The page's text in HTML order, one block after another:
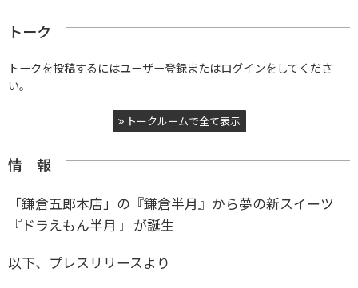
トーク
トークを投稿するにはユーザー登録またはログインをしてくださ
い。
トークルームで全て表示
情 報
「鎌倉五郎本店」の『鎌倉半月』から夢の新スイーツ
『ドラえもん半月 』が誕生
以下、プレスリリースより